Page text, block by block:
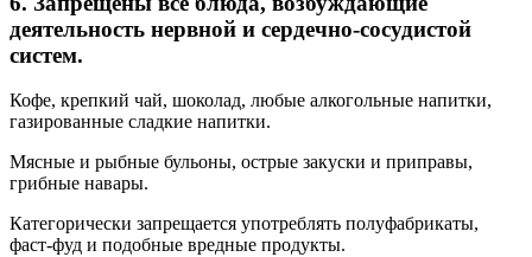
деятельность нервной и сердечно-сосудистой
систем.
Кофе, крепкий чай, шоколад, любые алкогольные напитки,
газированные сладкие напитки.
Мясные и рыбные бульоны, острые закуски и приправы,
грибные навары.
Категорически запрещается употреблять полуфабрикаты,
фаст-фуд и подобные вредные продукты.